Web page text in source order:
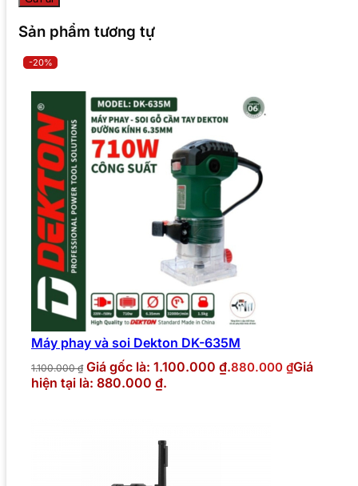
Sản phẩm tương tự
-20%
Máy phay và soi Dekton DK-635M
1.100.000₫ Giá gốc là: 1.100.000 ₫.880.000 ₫Giá
hiện tại là: 880.000 ₫.